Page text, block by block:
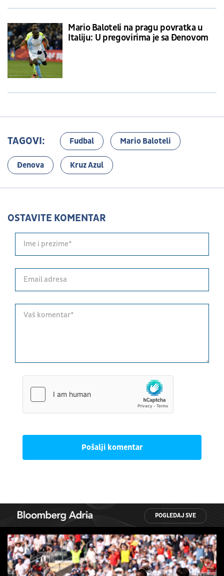
Mario Baloteli na pragu povratka u
Italiju: U pregovirima je sa Đenovom
TAGOVI: Fudbal Mario Baloteli
Đenova Kruz Azul
OSTAVITE KOMENTAR
Pošalji komentar
POGLEDAJ SVE